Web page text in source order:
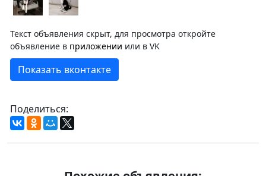
Текст объявления скрыт, для просмотра откройте
объявление в приложении или в VK
Показать вконтакте
Поделиться: